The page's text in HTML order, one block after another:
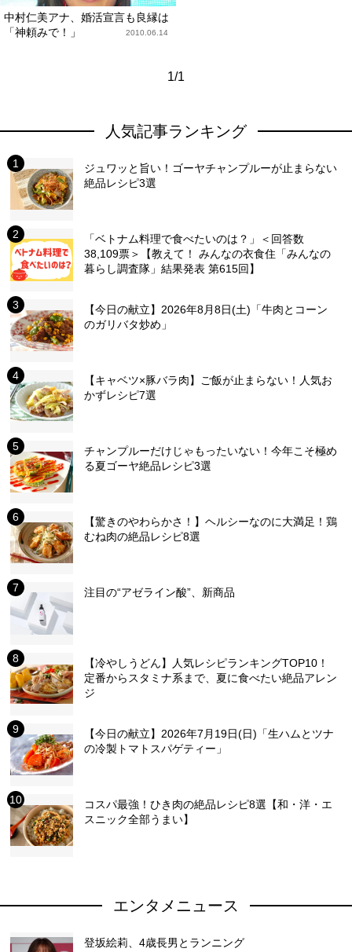
中村仁美アナ、婚活宣言も良縁は
「神頼みで！」
2010.06.14
1/1
人気記事ランキング
ジュワッと旨い！ゴーヤチャンプルーが止まらない
絶品レシピ3選
「ベトナム料理で食べたいのは？」＜回答数
38,109票＞【教えて！ みんなの衣食住「みんなの
暮らし調査隊」結果発表 第615回】
【今日の献立】2026年8月8日(土)「牛肉とコーン
のガリバタ炒め」
【キャベツ×豚バラ肉】ご飯が止まらない！人気お
かずレシピ7選
チャンプルーだけじゃもったいない！今年こそ極め
る夏ゴーヤ絶品レシピ3選
【驚きのやわらかさ！】ヘルシーなのに大満足！鶏
むね肉の絶品レシピ8選
注目の“アゼライン酸”、新商品
【冷やしうどん】人気レシピランキングTOP10！
定番からスタミナ系まで、夏に食べたい絶品アレン
ジ
【今日の献立】2026年7月19日(日)「生ハムとツナ
の冷製トマトスパゲティー」
コスパ最強！ひき肉の絶品レシピ8選【和・洋・エ
スニック全部うまい】
エンタメニュース
登坂絵莉、4歳長男とランニング